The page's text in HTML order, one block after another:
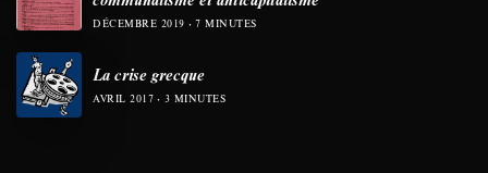
DÉCEMBRE 2019 7 MINUTES
La crise grecque
AVRIL 2017 3 MINUTES